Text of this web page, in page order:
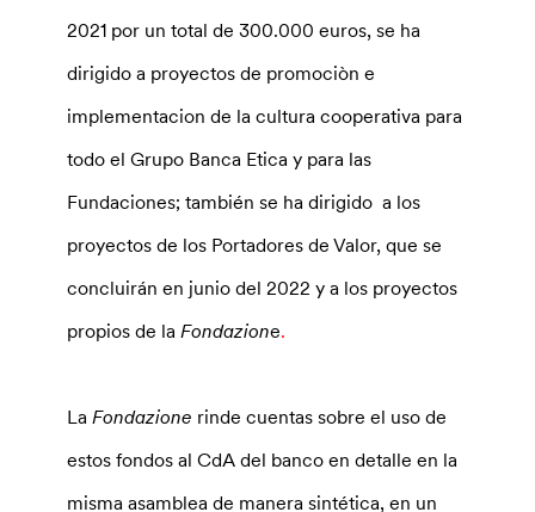
2021 por un total de 300.000 euros, se ha
dirigido a proyectos de promociòn e
implementacion de la cultura cooperativa para
todo el Grupo Banca Etica y para las
Fundaciones; también se ha dirigido a los
proyectos de los Portadores de Valor, que se
concluirán en junio del 2022 y a los proyectos
propios de laFondazione.
La Fondazione rinde cuentas sobre el uso de
estos fondos al CdA del banco en detalle en la
misma asamblea de manera sintética, en un